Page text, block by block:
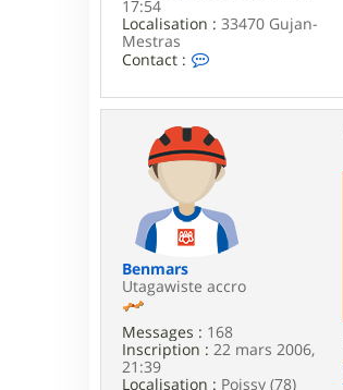
17:54
Localisation : 33470 Gujan-
Mestras
Contact :
n
t
c
t
e
m
a
r
e
Benmars
Utagawiste accro
Messages : 168
Inscription : 22 mars 2006,
21:39
Localisation : Poissy (78)